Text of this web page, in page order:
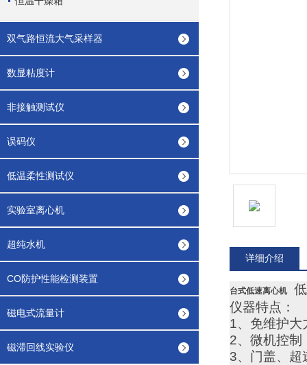
双气路恒流大气采样器
数显粘度计
非接触测试仪
误码仪
低温柔性测试仪
实验室离心机
超纯水机
CO防护性能检测装置
磁电式流量计
磁滞回线实验仪
详细介绍
台式低速离心机低
仪器特点：
1、免维护大
2、微机控制
3、门盖、超